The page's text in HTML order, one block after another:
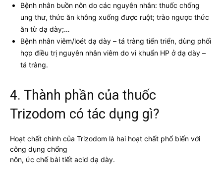
Bệnh nhân buồn nôn do các nguyên nhân: thuốc chống
ung thư, thức ăn không xuống được ruột; trào ngược thức
ăn từ dạ dày;…
Bệnh nhân viêm/loét dạ dày – tá tràng tiến triển, dùng phối
hợp điều trị nguyên nhân viêm do vi khuẩn HP ở dạ dày –
tá tràng.
4. Thành phần của thuốc
Trizodom có tác dụng gì?
Hoạt chất chính của Trizodom là hai hoạt chất phổ biến với
công dụng chống
nôn, ức chế bài tiết acid dạ dày.